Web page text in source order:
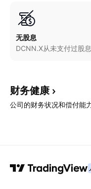
无股息
DCNN.X从未支付过股
财务健康
公司的财务状况和偿付能